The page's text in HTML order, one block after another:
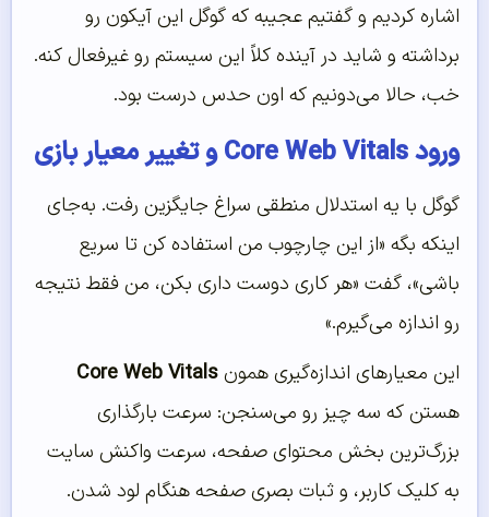
اشاره کردیم و گفتیم عجیبه که گوگل این آیکون رو
برداشته و شاید در آینده کلاً این سیستم رو غیرفعال کنه.
خب، حالا می‌دونیم که اون حدس درست بود.
ورود Core Web Vitals و تغییر معیار بازی
گوگل با یه استدلال منطقی سراغ جایگزین رفت. به‌جای
اینکه بگه «از این چارچوب من استفاده کن تا سریع
باشی»، گفت «هر کاری دوست داری بکن، من فقط نتیجه
رو اندازه می‌گیرم.»
این معیارهای اندازه‌گیری همونCore Web Vitals
هستن که سه چیز رو می‌سنجن: سرعت بارگذاری
بزرگ‌ترین بخش محتوای صفحه، سرعت واکنش سایت
به کلیک کاربر، و ثبات بصری صفحه هنگام لود شدن.